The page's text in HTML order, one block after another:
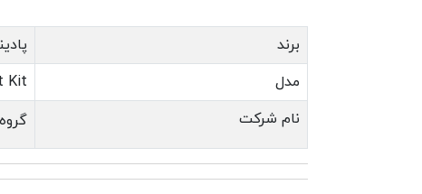
برند
مدل
Kit
نام شرکت